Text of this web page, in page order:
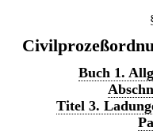
Buch 1.
Titel 3.